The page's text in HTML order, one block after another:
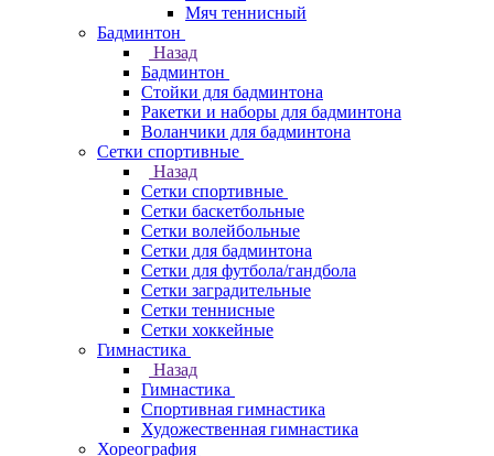
Мяч теннисный
Бадминтон
Назад
Бадминтон
Стойки для бадминтона
Ракетки и наборы для бадминтона
Воланчики для бадминтона
Сетки спортивные
Назад
Сетки спортивные
Сетки баскетбольные
Сетки волейбольные
Сетки для бадминтона
Сетки для футбола/гандбола
Сетки заградительные
Сетки теннисные
Сетки хоккейные
Гимнастика
Назад
Гимнастика
Спортивная гимнастика
Художественная гимнастика
Хореография